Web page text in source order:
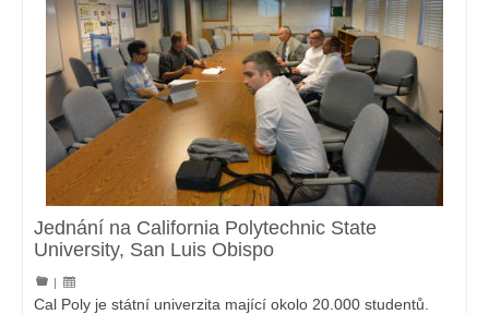
Jednání na California Polytechnic State
University, San Luis Obispo
|
Cal Poly je státní univerzita mající okolo 20.000 studentů.